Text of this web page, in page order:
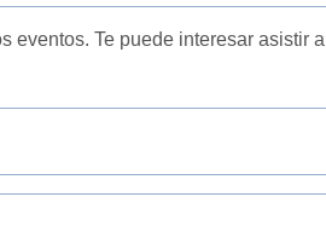
Te puede interesar asistir